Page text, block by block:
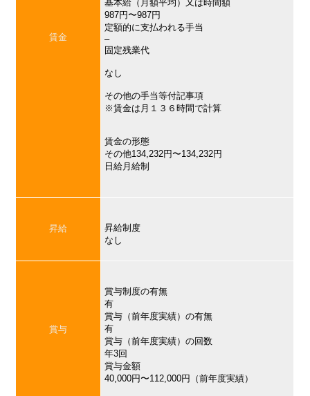
賃金
基本給（月額平均）又は時間額
987円〜987円
定額的に支払われる手当
–
固定残業代
なし
その他の手当等付記事項
※賃金は月１３６時間で計算
賃金の形態
その他134,232円〜134,232円
日給月給制
昇給
昇給制度
なし
賞与
賞与制度の有無
有
賞与（前年度実績）の有無
有
賞与（前年度実績）の回数
年3回
賞与金額
40,000円〜112,000円（前年度実績）